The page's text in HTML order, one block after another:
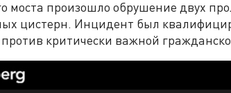
моста произошло обрушение двух
цистерн. Инцидент был
критически важной